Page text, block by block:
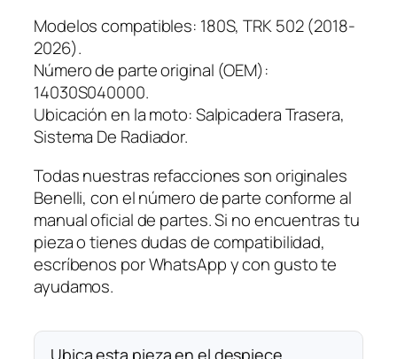
Modelos compatibles: 180S, TRK 502 (2018-
2026).
Número de parte original (OEM):
14030S040000.
Ubicación en la moto: Salpicadera Trasera,
Sistema De Radiador.
Todas nuestras refacciones son originales
Benelli, con el número de parte conforme al
manual oficial de partes. Si no encuentras tu
pieza o tienes dudas de compatibilidad,
escríbenos por WhatsApp y con gusto te
ayudamos.
Ubica esta pieza en el despiece